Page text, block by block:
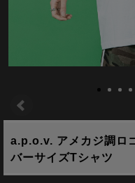
a.p.o.v. アメカジ調ロ
バーサイズTシャツ